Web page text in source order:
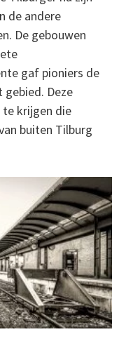
de andere
De gebouwen
gaf pioniers de
Deze
krijgen die
buiten Tilburg